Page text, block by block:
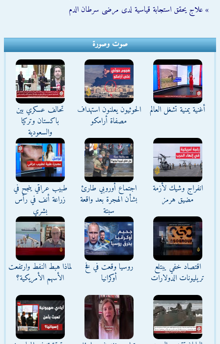
» علاج يحقق استجابة قياسية لدى مرضى سرطان الدم
صوت وصورة
أغنية يمنية تشغل العالم
الحوثيون يعلنون استهداف
مصفاة أرامكو
تحالف عسكري بين
باكستان وتركيا
والسعودية
انفراج وشيك لأزمة
مضيق هرمز
اجتماع أوروبي طارئ
بشأن الهجرة بعد واقعة
سبتة
طبيب عراقي ينجح في
زراعة أنف في رأس
بشري
اقتصاد خفي يبتلع
تريليونات الدولارات
روسيا وقعت في فخ
أوكرانيا
لماذا هبط النفط وارتفعت
الأسهم الأمريكية؟